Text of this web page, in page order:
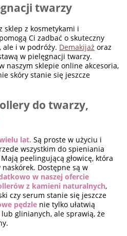
twarzy
sklep z kosmetykami i
Ci zadbać o skuteczny
ale i w podróży. Demakijaż oraz
w pielęgnacji twarzy.
naszym sklepie online akcesoria,
skóry stanie się jeszcze
do twarzy,
lat. Są proste w użyciu i
wszystkim do spieniania
peelingującą głowicę, która
Dostępne są w
w naszej ofercie
z kamieni naturalnych,
czy serum stanie się jeszcze
pędzle nie tylko ułatwią
lub glinianych, ale sprawią, że